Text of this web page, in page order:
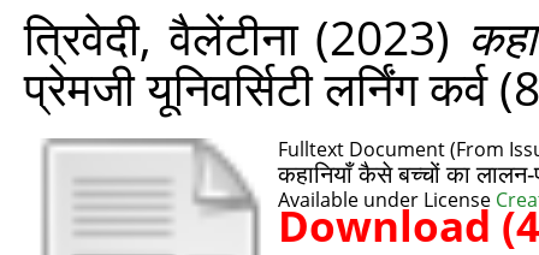
त्रिवेदी, वैलेंटीना(2023)
प्रेमजी यूनिवर्सिटी लर्निंग
Fulltext Document (From
कहानियाँ कैसे बच्चों का
Available under License
Download